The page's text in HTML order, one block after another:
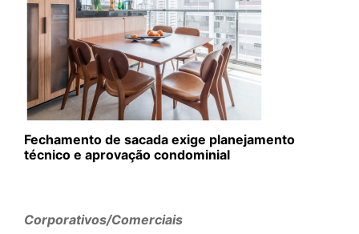
Fechamento de sacada exige planejamento
técnico e aprovação condominial
Corporativos/Comerciais